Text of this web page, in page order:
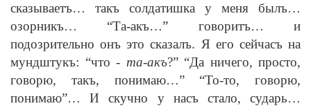
сказываетъ… такъ солдатишка у меня былъ…
озорникъ… “Та-акъ…” говоритъ… и
подозрительно онъ это сказалъ. Я его сейчасъ на
мундштукъ: “что - та-акъ?” “Да ничего, просто,
говорю, такъ, понимаю…” “То-то, говорю,
понимаю”… И скучно у насъ стало, сударь…